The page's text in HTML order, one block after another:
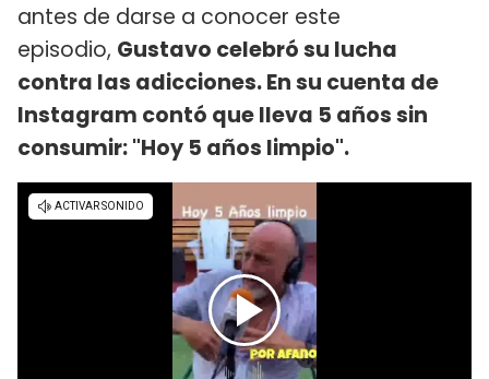
antes de darse a conocer este
episodio, Gustavo celebró su lucha
contra las adicciones. En su cuenta de
Instagram contó que lleva 5 años sin
consumir: "Hoy 5 años limpio".